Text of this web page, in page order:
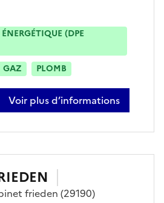
(DPE
GAZ PLOMB
Voir plus d’informations
sur david perrot
frieden (29190)